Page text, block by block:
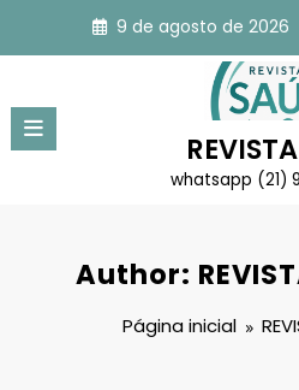
o
9 de agosto de 2026
whatsapp (21)
Author:
Página inicial